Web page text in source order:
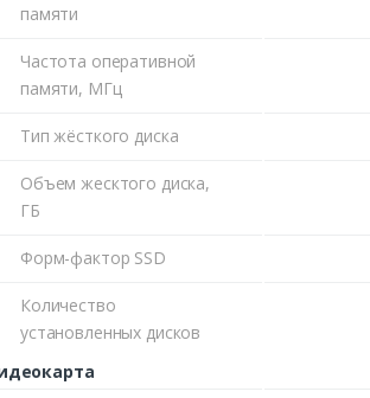
памяти
Частота оперативной
памяти, МГц
Тип жёсткого диска
Объем жесктого диска,
ГБ
Форм-фактор SSD
Количество
установленных дисков